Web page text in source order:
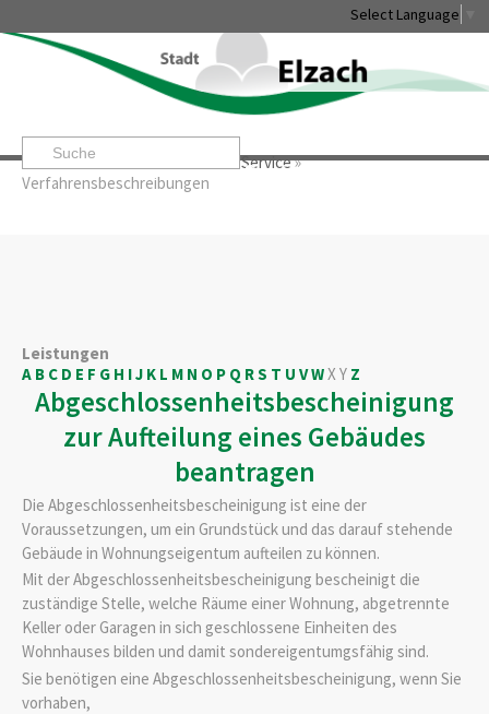
Select Language
Startseite» »Service»
Verfahrensbeschreibungen
Leben & Erleben Rathaus & Service
Leistungen
A B C D E F G H IJ K L M N O P Q RS T U VWXY Z
Abgeschlossenheitsbescheinigung
zur Aufteilung eines Gebäudes
beantragen
Die Abgeschlossenheitsbescheinigung ist eine der
Voraussetzungen, um ein Grundstück und das darauf stehende
Gebäude in Wohnungseigentum aufteilen zu können.
Mit der Abgeschlossenheitsbescheinigung bescheinigt die
zuständige Stelle, welche Räume einer Wohnung, abgetrennte
Keller oder Garagen in sich geschlossene Einheiten des
Wohnhauses bilden und damit sondereigentumgsfähig sind.
Sie benötigen eine Abgeschlossenheitsbescheinigung, wenn Sie
vorhaben,